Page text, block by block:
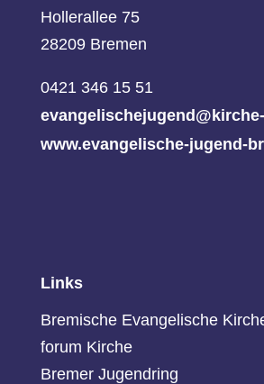
Hollerallee 75
28209 Bremen
0421 346 15 51
www.evangelische-jugend-
Links
Bremische Evangelische
forum Kirche
Bremer Jugendring